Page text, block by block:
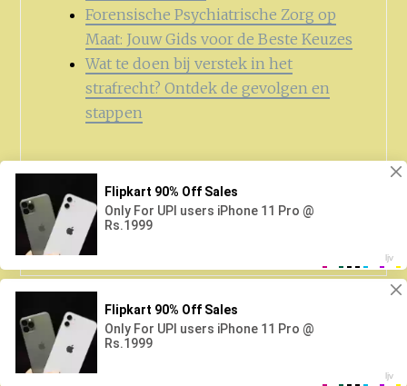
Forensische Psychiatrische Zorg op
Maat: Jouw Gids voor de Beste Keuzes
Wat te doen bij verstek in het
strafrecht? Ontdek de gevolgen en
stappen
Zoeken
naar:
Proudly powered by WordPress